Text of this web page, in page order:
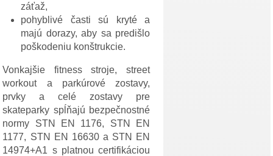
záťaž,
pohyblivé časti sú kryté a
majú dorazy, aby sa predišlo
poškodeniu konštrukcie.
Vonkajšie fitness stroje, street
workout a parkúrové zostavy,
prvky a celé zostavy pre
skateparky spĺňajú bezpečnostné
normy STN EN 1176, STN EN
1177, STN EN 16630 a STN EN
14974+A1 s platnou certifikáciou